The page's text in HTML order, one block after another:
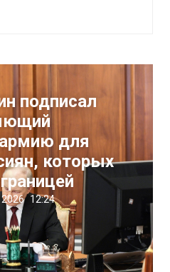
подписал
для
которых
12:24